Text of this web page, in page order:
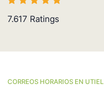
7.617 Ratings
CORREOS HORARIOS EN UTIEL